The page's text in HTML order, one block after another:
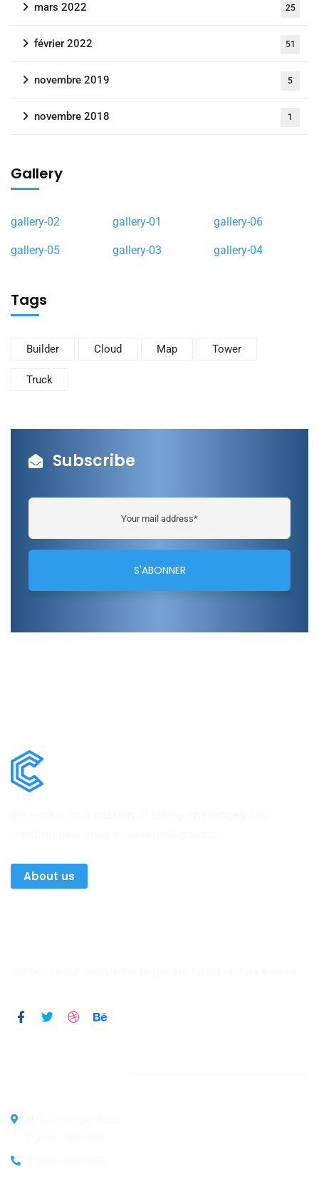
mars 2022 25
février 2022 51
novembre 2019 5
novembre 2018 1
Gallery
gallery-02 gallery-01 gallery-06
gallery-05 gallery-03 gallery-04
Tags
Builder Cloud Map Tower
Truck
Subscribe
About us